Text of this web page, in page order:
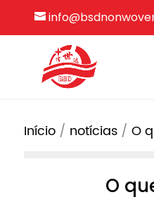
Início notícias O
O